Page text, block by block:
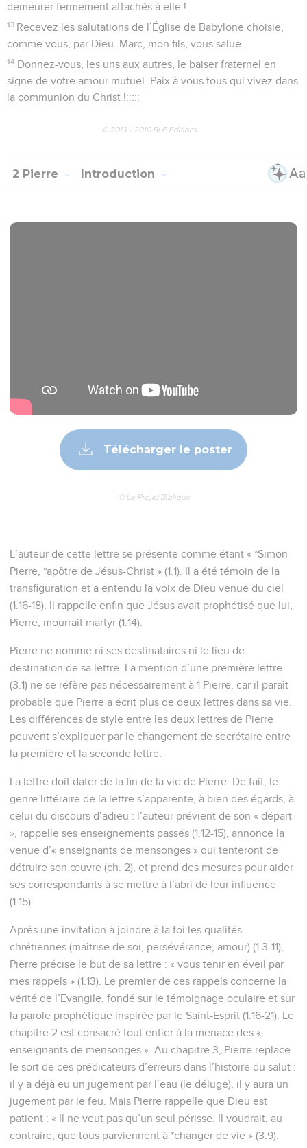
demeurer fermement attachés à elle !
13 Recevez les salutations de l’Église de Babylone choisie,
comme vous, par Dieu. Marc, mon fils, vous salue.
14 Donnez-vous, les uns aux autres, le baiser fraternel en
signe de votre amour mutuel. Paix à vous tous qui vivez dans
la communion du Christ !:::::
© 2013 - 2010 BLF Editions
2 Pierre Introduction
Télécharger le poster
© Le Projet Biblique
L’auteur de cette lettre se présente comme étant « *Simon
Pierre, *apôtre de Jésus-Christ » (1.1). Il a été témoin de la
transfiguration et a entendu la voix de Dieu venue du ciel
(1.16-18). Il rappelle enfin que Jésus avait prophétisé que lui,
Pierre, mourrait martyr (1.14).
Pierre ne nomme ni ses destinataires ni le lieu de
destination de sa lettre. La mention d’une première lettre
(3.1) ne se réfère pas nécessairement à 1 Pierre, car il paraît
probable que Pierre a écrit plus de deux lettres dans sa vie.
Les différences de style entre les deux lettres de Pierre
peuvent s’expliquer par le changement de secrétaire entre
la première et la seconde lettre.
La lettre doit dater de la fin de la vie de Pierre. De fait, le
genre littéraire de la lettre s’apparente, à bien des égards, à
celui du discours d’adieu : l’auteur prévient de son « départ
», rappelle ses enseignements passés (1.12-15), annonce la
venue d’« enseignants de mensonges » qui tenteront de
détruire son œuvre (ch. 2), et prend des mesures pour aider
ses correspondants à se mettre à l’abri de leur influence
(1.15).
Après une invitation à joindre à la foi les qualités
chrétiennes (maîtrise de soi, persévérance, amour) (1.3-11),
Pierre précise le but de sa lettre : « vous tenir en éveil par
mes rappels » (1.13). Le premier de ces rappels concerne la
vérité de l’Evangile, fondé sur le témoignage oculaire et sur
la parole prophétique inspirée par le Saint-Esprit (1.16-21). Le
chapitre 2 est consacré tout entier à la menace des «
enseignants de mensonges ». Au chapitre 3, Pierre replace
le sort de ces prédicateurs d’erreurs dans l’histoire du salut :
il y a déjà eu un jugement par l’eau (le déluge), il y aura un
jugement par le feu. Mais Pierre rappelle que Dieu est
patient : « Il ne veut pas qu’un seul périsse. Il voudrait, au
contraire, que tous parviennent à *changer de vie » (3.9).